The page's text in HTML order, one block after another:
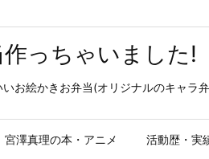
っちゃいました!
お絵かきお弁当(オリジナルのキャラ
宮澤真理の本・アニメ 活動歴・実